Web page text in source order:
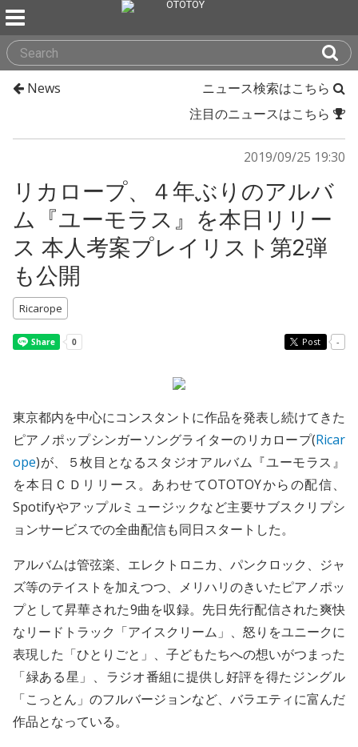
News
ニュース検索はこちら
注目のニュースはこちら
2019/09/25 19:30
リカロープ、４年ぶりのアルバ
ム『ユーモラス』を本日リリー
ス 本人考案プレイリスト第2弾
も公開
Ricarope
Post -
東京都内を中心にコンスタントに作品を発表し続けてきた
ピアノポップシンガーソングライターのリカロープ(Ricar
ope)が、５枚目となるスタジオアルバム『ユーモラス』
を本日ＣＤリリース。あわせてOTOTOYからの配信、
Spotifyやアップルミュージックなど主要サブスクリプシ
ョンサービスでの全曲配信も同日スタートした。
アルバムは管弦楽、エレクトロニカ、パンクロック、ジャ
ズ等のテイストを加えつつ、メリハリのきいたピアノポッ
プとして昇華された9曲を収録。先日先行配信された爽快
なリードトラック「アイスクリーム」、怒りをユニークに
表現した「ひとりごと」、子どもたちへの想いがつまった
「緑ある星」、ラジオ番組に提供し好評を得たジングル
「こっとん」のフルバージョンなど、バラエティに富んだ
作品となっている。